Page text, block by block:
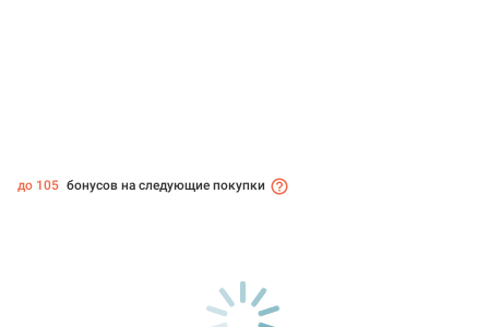
до 105 бонусов на следующие покупки